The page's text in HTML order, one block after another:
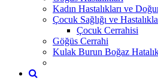
Kadın Hastalıkları ve
Çocuk Sağlığı ve
Çocuk Cerrahisi
Göğüs Cerrahi
Kulak Burun Boğaz